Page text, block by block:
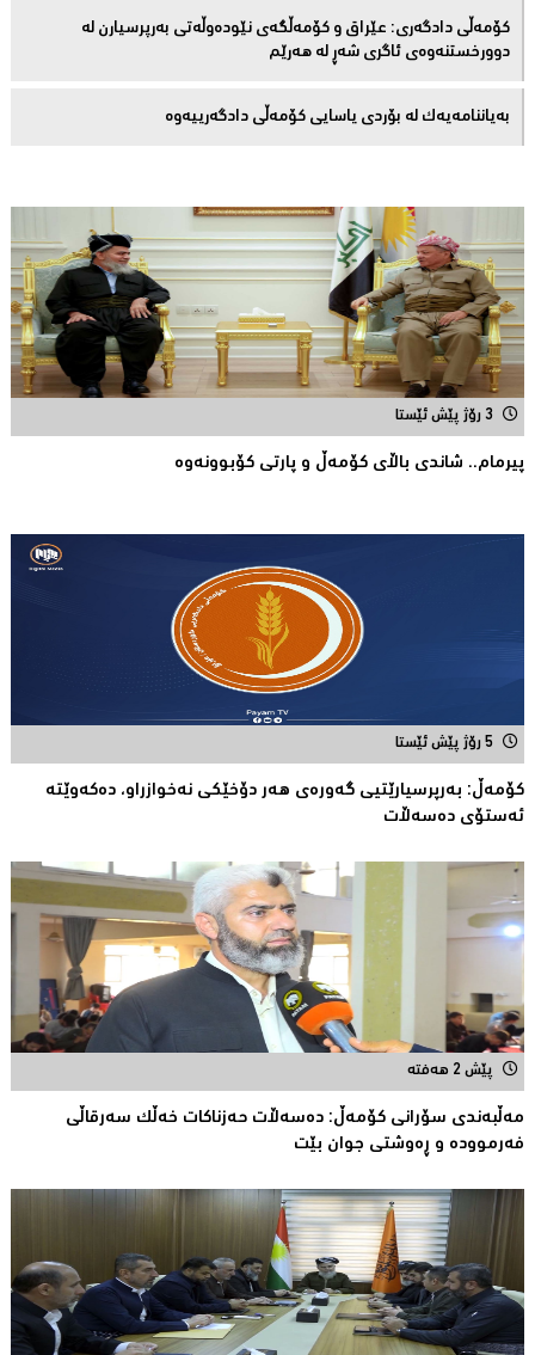
کۆمەڵى دادگەرى: عێراق و كۆمەڵگەی نێودەوڵەتی بەرپرسیارن لە
دوورخستنەوەى ئاگری شەڕ لە هەرێم
بەیاننامەیەک لە بۆردی یاسایی کۆمەڵی دادگەرییەوە
3 رۆژ پێش ئێستا
پیرمام.. شاندی باڵای كۆمه‌ڵ و پارتی كۆبوونه‌وه‌
5 رۆژ پێش ئێستا
كۆمەڵ: بەرپرسیارێتیی گەورەی هەر دۆخێکی نەخوازراو، دەكەوێتە
ئەستۆی دەسەڵات
پێش 2 هەفتە
مەڵبەندى سۆرانى کۆمەڵ: دەسەڵات حەزناکات خەڵک سەرقاڵى
فەرموودە و ڕەوشتى جوان بێت